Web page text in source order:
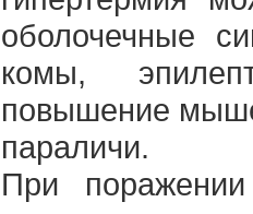
оболочечные
комы,
повышение
параличи.
При поражении